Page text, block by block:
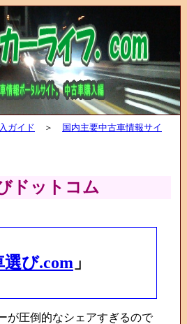
ガイド ＞
国内主要中古車情報サイ
ドットコム
選び.com 」
が圧倒的なシェアすぎるので